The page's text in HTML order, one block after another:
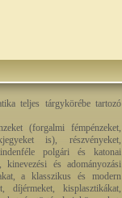
teljes tárgykörébe tartozó
(forgalmi fémpénzeket,
is), részvényeket,
polgári és katonai
kinevezési és adományozási
a klasszikus és modern
díjérmeket, kisplasztikákat,